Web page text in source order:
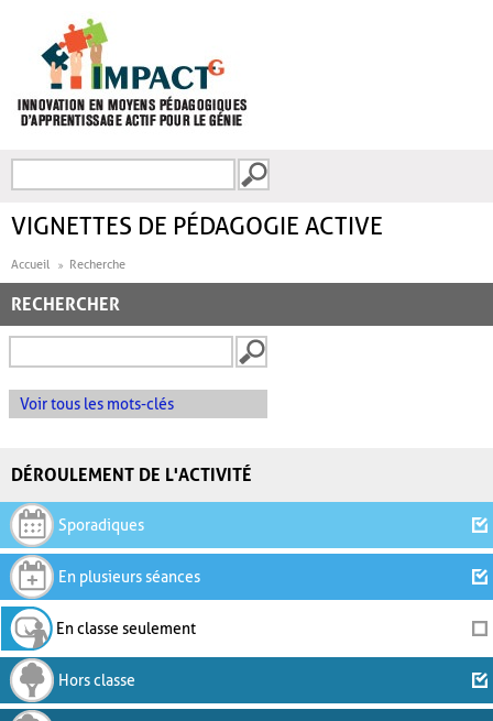
FORMULAIRE DE
VIGNETTES DE PÉDAGOGIE ACTIVE
Accueil Recherche
RECHERCHER
Voir tous les mots-clés
DÉROULEMENT DE L'ACTIVITÉ
Sporadiques
En plusieurs séances
En classe seulement
Hors classe